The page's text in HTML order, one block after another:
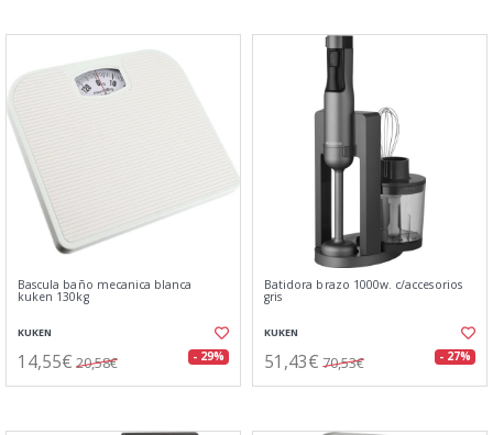
Bascula baño mecanica blanca
kuken 130kg
KUKEN
14,55€ 20,58€ - 29%
Batidora brazo 1000w. c/accesorios
gris
KUKEN
51,43€ 70,53€ - 27%